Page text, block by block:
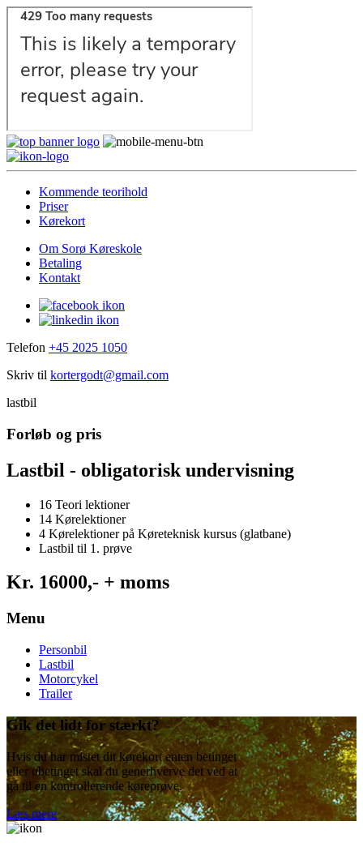
Kommende teorihold
Priser
Kørekort
Om Sorø Køreskole
Betaling
Kontakt
Telefon +45 2025 1050
Skriv til kortergodt@gmail.com
lastbil
Forløb og pris
Lastbil - obligatorisk undervisning
16 Teori lektioner
14 Kørelektioner
4 Kørelektioner på Køreteknisk kursus (glatbane)
Lastbil til 1. prøve
Kr. 16000,- + moms
Menu
Personbil
Lastbil
Motorcykel
Trailer
Gik det lidt for stærkt?
Hvis du har mistet dit kørekort enten betinget
eller ubetinget skal du generhverve det ved at
gå til en kontrollerende køreprøve.
Læs mere